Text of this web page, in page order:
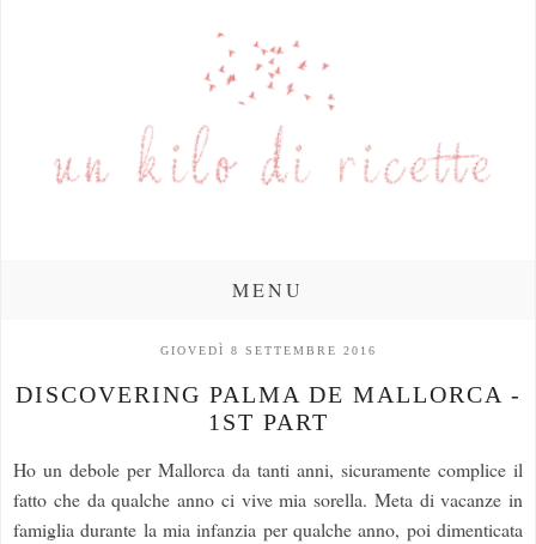
MENU
GIOVEDÌ 8 SETTEMBRE 2016
DISCOVERING PALMA DE MALLORCA -
1ST PART
Ho un debole per Mallorca da tanti anni, sicuramente complice il
fatto che da qualche anno ci vive mia sorella. Meta di vacanze in
famiglia durante la mia infanzia per qualche anno, poi dimenticata